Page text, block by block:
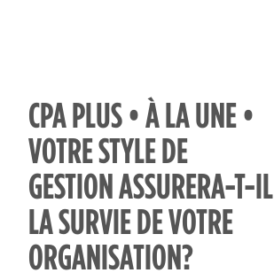
CPA PLUS • À LA UNE •
VOTRE STYLE DE
GESTION ASSURERA-T-IL
LA SURVIE DE VOTRE
ORGANISATION?